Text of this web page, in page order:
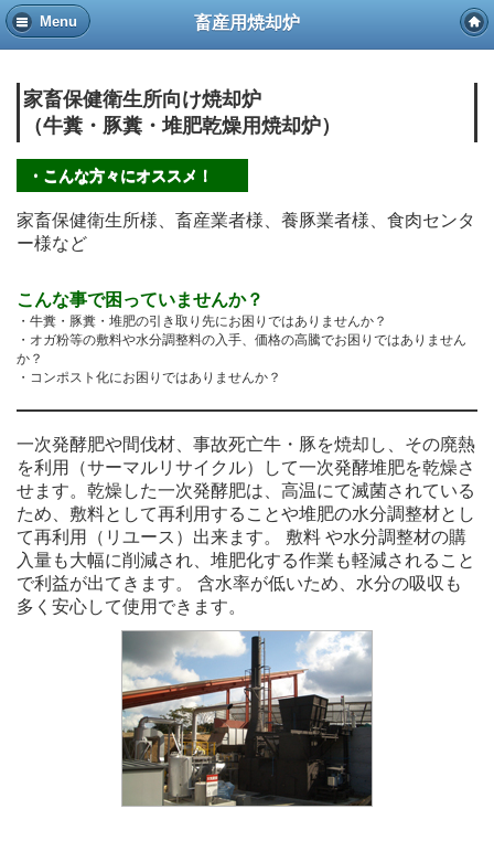
Menu 畜産用焼却炉
家畜保健衛生所向け焼却炉
（牛糞・豚糞・堆肥乾燥用焼却炉）
・こんな方々にオススメ！
家畜保健衛生所様、畜産業者様、養豚業者様、食肉センタ
ー様など
こんな事で困っていませんか？
・牛糞・豚糞・堆肥の引き取り先にお困りではありませんか？
・オガ粉等の敷料や水分調整料の入手、価格の高騰でお困りではありません
か？
・コンポスト化にお困りではありませんか？
一次発酵肥や間伐材、事故死亡牛・豚を焼却し、その廃熱
を利用（サーマルリサイクル）して一次発酵堆肥を乾燥さ
せます。乾燥した一次発酵肥は、高温にて滅菌されている
ため、敷料として再利用することや堆肥の水分調整材とし
て再利用（リユース）出来ます。 敷料 や水分調整材の購
入量も大幅に削減され、堆肥化する作業も軽減されること
で利益が出てきます。 含水率が低いため、水分の吸収も
多く安心して使用できます。